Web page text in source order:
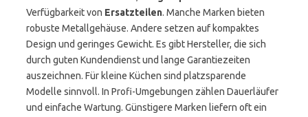
Verfügbarkeit von Ersatzteilen. Manche Marken bieten
robuste Metallgehäuse. Andere setzen auf kompaktes
Design und geringes Gewicht. Es gibt Hersteller, die sich
durch guten Kundendienst und lange Garantiezeiten
auszeichnen. Für kleine Küchen sind platzsparende
Modelle sinnvoll. In Profi-Umgebungen zählen Dauerläufer
und einfache Wartung. Günstigere Marken liefern oft ein